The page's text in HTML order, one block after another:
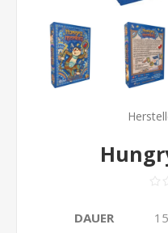
DAUER